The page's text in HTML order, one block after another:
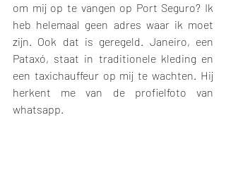
om mij op te vangen op Port Seguro? Ik
heb helemaal geen adres waar ik moet
zijn. Ook dat is geregeld. Janeiro, een
Pataxó, staat in traditionele kleding en
een taxichauffeur op mij te wachten. Hij
herkent me van de profielfoto van
whatsapp.